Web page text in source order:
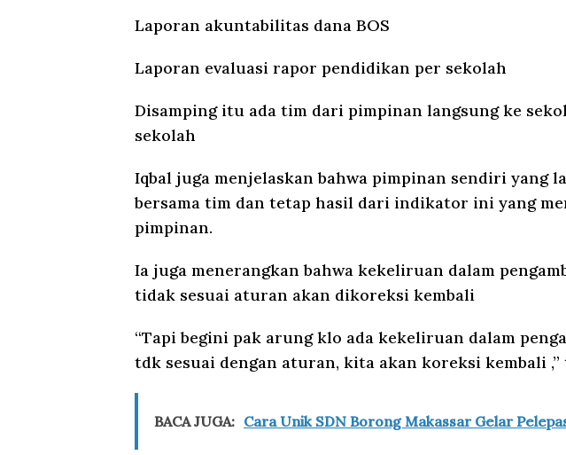
Laporan akuntabilitas dana BOS
Laporan evaluasi rapor pendidikan per sekolah
Disamping itu ada tim dari pimpinan langsung ke
sekolah
Iqbal juga menjelaskan bahwa pimpinan sendiri yang
bersama tim dan tetap hasil dari indikator ini yang
pimpinan.
Ia juga menerangkan bahwa kekeliruan dalam
tidak sesuai aturan akan dikoreksi kembali
“Tapi begini pak arung klo ada kekeliruan dalam
tdk sesuai dengan aturan, kita akan koreksi kembali ,”
BACA JUGA: Cara Unik SDN Borong Makassar Gelar